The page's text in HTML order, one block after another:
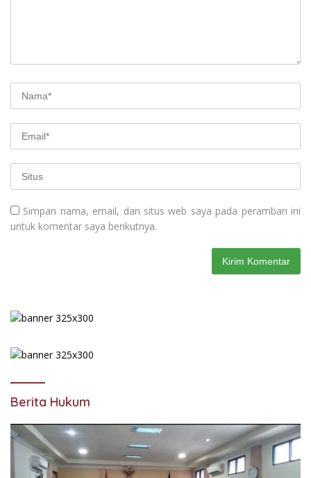
Simpan nama, email, dan situs web saya pada peramban ini
untuk komentar saya berikutnya.
Berita Hukum